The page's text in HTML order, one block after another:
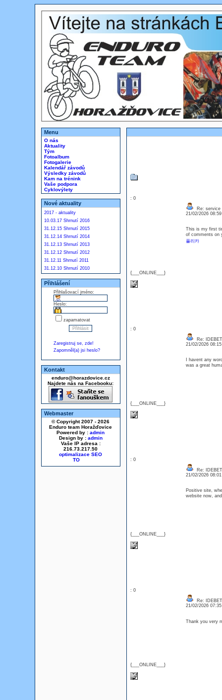
Menu
O nás
Aktuality
Tým
Fotoalbum
Fotogalerie
Kalendář závodů
Výsledky závodů
Kam na trénink
Vaše podpora
Cyklovýlety
Nové aktuality
2017 - aktuality
10.03.17 Shrnutí 2016
31.12.15 Shrnutí 2015
31.12.14 Shrnutí 2014
31.12.13 Shrnutí 2013
31.12.12 Shrnutí 2012
31.12.11 Shrnutí 2011
31.12.10 Shrnutí 2010
Přihlášení
Přihlašovací jméno:
Heslo:
zapamatovat
Zaregistruj se, zde!
Zapomněl(a) jsi heslo?
Kontakt
enduro@horazdovice.cz
Najdete nás na Facebooku:
Webmaster
© Copyright 2007 - 2026
Enduro team Horažďovice
Powered by : admin
Design by : admin
Vaše IP adresa :
216.73.217.50
optimalizace SEO
: 0
{___ONLINE___}
Re: service
21/02/2026
This is my first
of comments on
플리카
: 0
{___ONLINE___}
Re: IDEBET
21/02/2026
I havent any
was a great
: 0
{___ONLINE___}
Re: IDEBET
21/02/2026
Positive site,
website now,
: 0
{___ONLINE___}
Re: IDEBET
21/02/2026
Thank you very